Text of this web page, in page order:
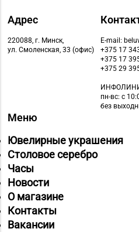
Адрес
220088, г. Минск,
ул. Смоленская, 33 (офис)
E-mail:
+375 17
+375 17
+375 29
пн-вс: с
без
Меню
Ювелирные украшения
Столовое серебро
Часы
Новости
О магазине
Контакты
Вакансии